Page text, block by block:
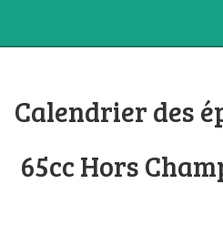
Calendrier des
65cc Hors